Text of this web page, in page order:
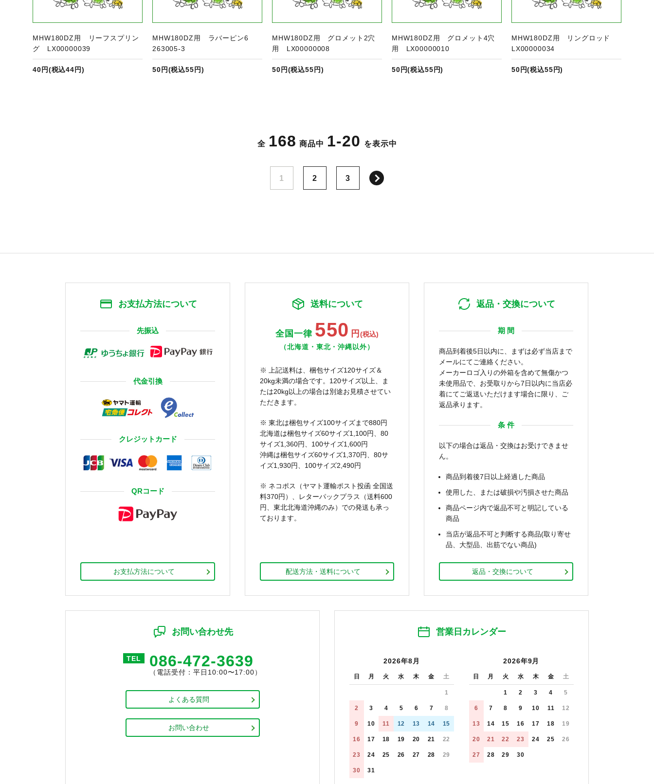
MHW180DZ用 リーフスプリン
グ LX00000039
40円(税込44円)
MHW180DZ用 ラバーピン6
263005-3
50円(税込55円)
MHW180DZ用 グロメット2穴
用 LX00000008
50円(税込55円)
MHW180DZ用 グロメット4穴
用 LX00000010
50円(税込55円)
MHW180DZ用 リングロッド
LX00000034
50円(税込55円)
全 168 商品中 1-20 を表示中
1 2 3
お支払方法について
先振込
代金引換
クレジットカード
QRコード
お支払方法について
送料について
全国一律 550 円 (税込)
（北海道・東北・沖縄以外）
※ 上記送料は、梱包サイズ120サイズ＆
20kg未満の場合です。120サイズ以上、ま
たは20kg以上の場合は別途お見積させてい
ただきます。
※ 東北は梱包サイズ100サイズまで880円
北海道は梱包サイズ60サイズ1,100円、80
サイズ1,360円、100サイズ1,600円
沖縄は梱包サイズ60サイズ1,370円、80サ
イズ1,930円、100サイズ2,490円
※ ネコポス（ヤマト運輸ポスト投函 全国送
料370円）、レターパックプラス（送料600
円、東北北海道沖縄のみ）での発送も承っ
ております。
配送方法・送料について
返品・交換について
期 間
商品到着後5日以内に、まずは必ず当店まで
メールにてご連絡ください。
メーカーロゴ入りの外箱を含めて無傷かつ
未使用品で、お受取りから7日以内に当店必
着にてご返送いただけます場合に限り、ご
返品承ります。
条 件
以下の場合は返品・交換はお受けできませ
ん。
商品到着後7日以上経過した商品
使用した、または破損や汚損させた商品
商品ページ内で返品不可と明記している
商品
当店が返品不可と判断する商品(取り寄せ
品、大型品、出筋でない商品)
返品・交換について
お問い合わせ先
TEL 086-472-3639
（電話受付：平日10:00〜17:00）
よくある質問
お問い合わせ
営業日カレンダー
2026年8月
日 月 火 水 木 金 土
1
2 3 4 5 6 7 8
9 10 11 12 13 14 15
16 17 18 19 20 21 22
23 24 25 26 27 28 29
30 31
2026年9月
日 月 火 水 木 金 土
1 2 3 4 5
6 7 8 9 10 11 12
13 14 15 16 17 18 19
20 21 22 23 24 25 26
27 28 29 30